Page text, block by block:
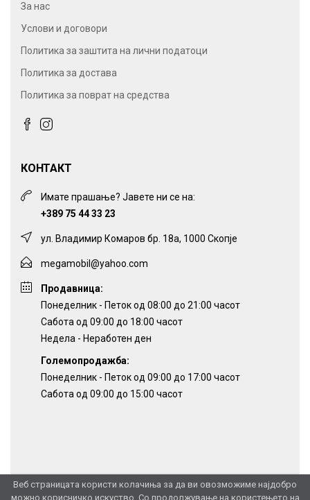
Веб страницата користи колачиња за да ви овозможиме најдобро
можно корисничко искуство. Со продолжување на користењето на
За нас
Услови и договори
Политика за заштита на лични податоци
Политика за достава
Политика за поврат на средства
КОНТАКТ
Имате прашање? Јавете ни се на:
+389 75 44 33 23
ул. Владимир Комаров бр. 18а, 1000 Скопје
megamobil@yahoo.com
Продавница:
Понеделник - Петок од 08:00 до 21:00 часот
Сабота од 09:00 до 18:00 часот
Недела - Неработен ден
Големопродажба:
Понеделник - Петок од 09:00 до 17:00 часот
Сабота од 09:00 до 15:00 часот